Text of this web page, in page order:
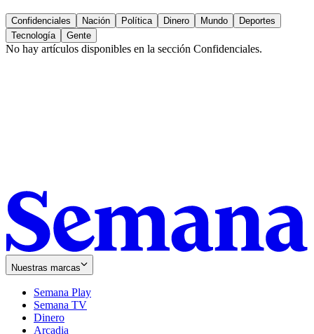
Confidenciales Nación Política Dinero Mundo
Deportes
Tecnología
Gente
No hay artículos disponibles en la sección Confidenciales.
Nuestras marcas
Semana Play
Semana TV
Dinero
Arcadia